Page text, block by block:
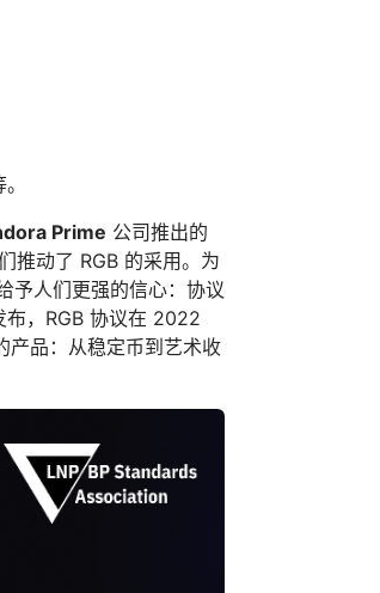
Prime 公司推出的
推动了 RGB 的采用。为
予人们更强的信心：协议
布，RGB 协议在 2022
产品：从稳定币到艺术收